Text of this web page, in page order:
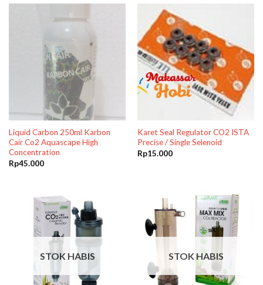
Liquid Carbon 250ml Karbon
Cair Co2 Aquascape High
Concentration
Rp45.000
Karet Seal Regulator CO2 ISTA
Precise / Single Selenoid
Rp15.000
STOK HABIS STOK HABIS